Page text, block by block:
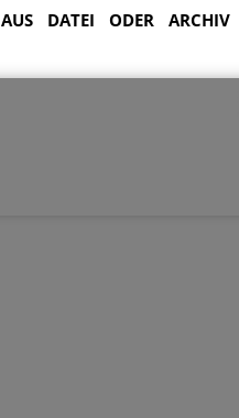
AUS DATEI ODER ARCHIV